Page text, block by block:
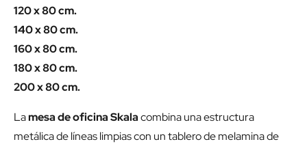
120 x 80 cm.
140 x 80 cm.
160 x 80 cm.
180 x 80 cm.
200 x 80 cm.
Lamesa de oficina Skalacombina una estructura
metálica de líneas limpias con un tablero de melamina de